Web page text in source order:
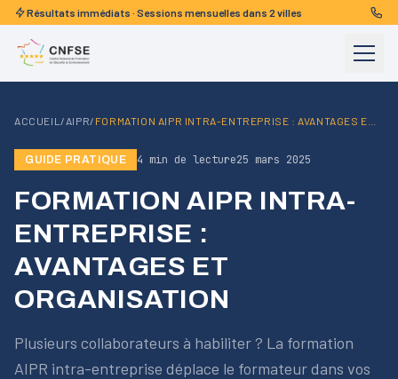
Aller au contenu
Résultats immédiats · Sessions mensuelles dans 2 villes
Menu
ACCUEIL / AIPR/
GUIDE PRATIQUE 4 min de lecture25 mars 2025
FORMATION AIPR INTRA-
ENTREPRISE :
AVANTAGES ET
ORGANISATION
Plusieurs collaborateurs à habiliter ? La formation
AIPR intra-entreprise déplace le formateur dans vos